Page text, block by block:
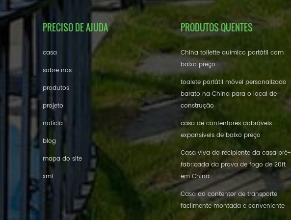
PRECISO DE AJUDA
casa
sobre nós
produtos
projeto
notícia
blog
mapa do site
xml
PRODUTOS QUENTES
China toilette químico portátil com
baixo preço
toalete portátil móvel personalizado
barato na China para o local de
construção
casa de contentores dobráveis ​​
expansíveis de baixo preço
Casa viva do recipiente da casa pré-
fabricada da prova de fogo de 20ft
em China
Casa do contentor de transporte
facilmente montada e conveniente